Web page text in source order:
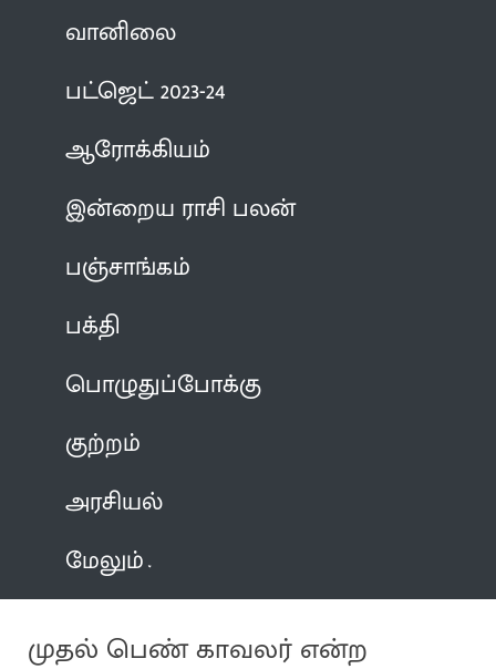
வானிலை
பட்ஜெட் 2023-24
ஆரோக்கியம்
இன்றைய ராசி பலன்
பஞ்சாங்கம்
பக்தி
பொழுதுப்போக்கு
குற்றம்
அரசியல்
மேலும்
முதல் பெண் காவலர் என்ற